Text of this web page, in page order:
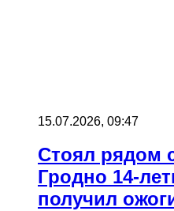
15.07.2026, 09:47
Стоял рядом
Гродно 14-
получил